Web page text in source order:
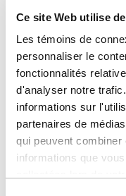
Ce site Web utilise
Les témoins de
personnaliser le
fonctionnalités
d'analyser notre
informations sur
partenaires de
qui peuvent
informations que
minutes l’un
l’aéroport
naturelle et
longue date.
lancer ce
CAROLINE LEPAGE
Présidente-
de Québec